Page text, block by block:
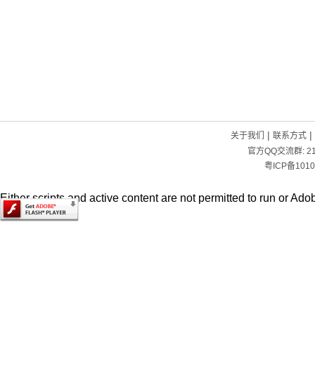
关于我们 | 联系方式|
官方QQ交流群:
粤ICP备
Either scripts and active content are not permitted to run or